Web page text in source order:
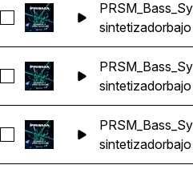
Seleccionar
sintetizador
Seleccionar
sintetizador
Seleccionar
sintetizador